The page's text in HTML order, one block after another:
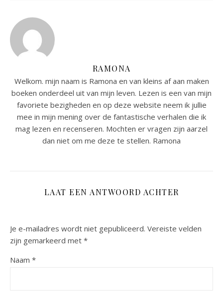
RAMONA
Welkom. mijn naam is Ramona en van kleins af aan maken
boeken onderdeel uit van mijn leven. Lezen is een van mijn
favoriete bezigheden en op deze website neem ik jullie
mee in mijn mening over de fantastische verhalen die ik
mag lezen en recenseren. Mochten er vragen zijn aarzel
dan niet om me deze te stellen. Ramona
LAAT EEN ANTWOORD ACHTER
Je e-mailadres wordt niet gepubliceerd. Vereiste velden
zijn gemarkeerd met *
Naam *